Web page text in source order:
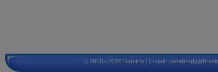
© 2008 - 2026 Domino | E-mail: